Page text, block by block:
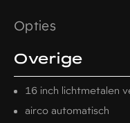
Opties
Overige
16 inch lichtmetalen
airco automatisch